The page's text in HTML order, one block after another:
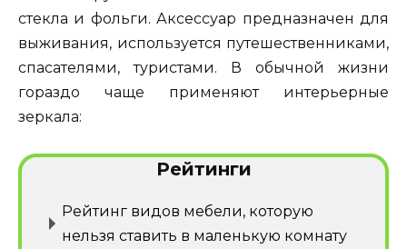
стекла и фольги. Аксессуар предназначен для
выживания, используется путешественниками,
спасателями, туристами. В обычной жизни
гораздо чаще применяют интерьерные
зеркала:
Рейтинги
Рейтинг видов мебели, которую
нельзя ставить в маленькую комнату